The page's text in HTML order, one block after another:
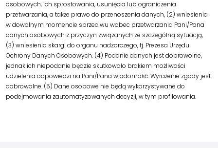
osobowych, ich sprostowania, usunięcia lub ograniczenia
przetwarzania, a także prawo do przenoszenia danych, (2) wniesienia
w dowolnym momencie sprzeciwu wobec przetwarzania Pani/Pana
danych osobowych z przyczyn związanych ze szczególną sytuacją,
(3) wniesienia skargi do organu nadzorczego, tj. Prezesa Urzędu
Ochrony Danych Osobowych. (4) Podanie danych jest dobrowolne,
jednak ich niepodanie będzie skutkowało brakiem możliwości
udzielenia odpowiedzi na Pani/Pana wiadomość. Wyrażenie zgody jest
dobrowolne. (5) Dane osobowe nie będą wykorzystywane do
podejmowania zautomatyzowanych decyzji, w tym profilowania.